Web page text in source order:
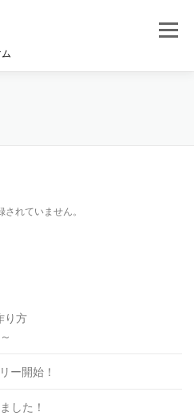
メニュー
れていません。
り方
ー開始！
した！